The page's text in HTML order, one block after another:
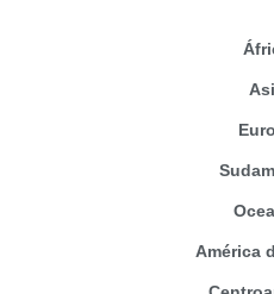
América